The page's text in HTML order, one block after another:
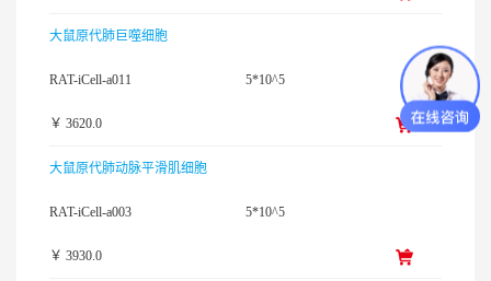
大鼠原代肺巨噬细胞
RAT-iCell-a011 5*10^5
￥ 3620.0
大鼠原代肺动脉平滑肌细胞
RAT-iCell-a003 5*10^5
￥ 3930.0